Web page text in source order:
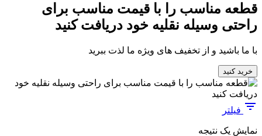
قطعه مناسب را با قیمت مناسب برای
راحتی وسیله نقلیه خود دریافت کنید
با ما باشید و از تخفیف های ویژه ما لذت ببرید
خرید کنید
فیلتر
نمایش یک نتیجه